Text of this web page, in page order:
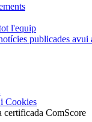
l'equip
publicades avui
Cookies
certificada ComScore